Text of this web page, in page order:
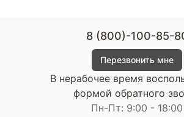
8 (800)-100-85-
Перезвонить мне
В нерабочее время
формой обратного
Пн-Пт: 9:00 - 18:00